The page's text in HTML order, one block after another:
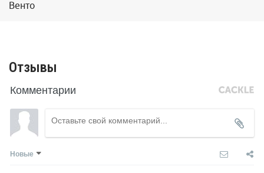
Венто
Отзывы
Комментарии
Новые